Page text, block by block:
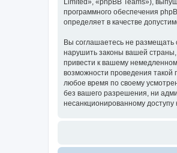
программного обеспечения
определяет в качестве
Вы соглашаетесь не размещать
нарушить законы вашей
привести к вашему
возможности проведения такой
любое время по своему
без вашего разрешения, ни
несанкционированному доступу